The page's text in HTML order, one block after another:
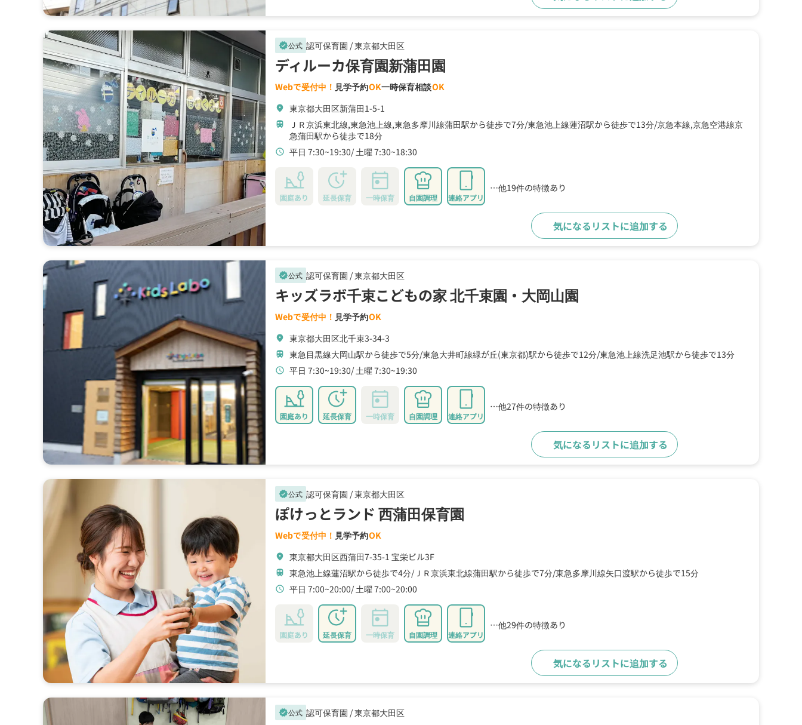
verified公式 認可保育園 /東京都大田区
ディルーカ保育園新蒲田園
Webで受付中！ 見学予約OK一時保育相談OK
location_on 東京都大田区新蒲田1-5-1
train ＪＲ京浜東北線,東急池上線,東急多摩川線蒲田駅から徒歩で7分 東急池上線蓮沼駅から徒歩で13分 京急本線,京急空港線京
急蒲田駅から徒歩で18分
schedule 平日 7:30~19:30 土曜 7:30~18:30
園庭あり 延長保育 一時保育 自園調理 連絡アプリ
…他19件の特徴あり
気になるリストに追加する
verified公式 認可保育園 /東京都大田区
キッズラボ千束こどもの家 北千束園・大岡山園
Webで受付中！ 見学予約OK
location_on 東京都大田区北千束3-34-3
train 東急目黒線大岡山駅から徒歩で5分 東急大井町線緑が丘(東京都)駅から徒歩で12分 東急池上線洗足池駅から徒歩で13分
schedule 平日 7:30~19:30 土曜 7:30~19:30
園庭あり 延長保育 一時保育 自園調理 連絡アプリ
…他27件の特徴あり
気になるリストに追加する
verified公式 認可保育園 /東京都大田区
ぽけっとランド 西蒲田保育園
Webで受付中！ 見学予約OK
location_on 東京都大田区西蒲田7-35-1 宝栄ビル3F
train 東急池上線蓮沼駅から徒歩で4分 ＪＲ京浜東北線蒲田駅から徒歩で7分 東急多摩川線矢口渡駅から徒歩で15分
schedule 平日 7:00~20:00 土曜 7:00~20:00
園庭あり 延長保育 一時保育 自園調理 連絡アプリ
…他29件の特徴あり
気になるリストに追加する
verified公式 認可保育園 /東京都大田区